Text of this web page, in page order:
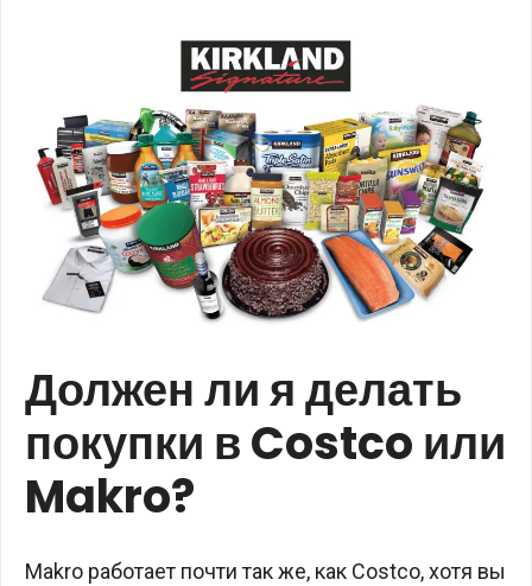
Должен ли я делать
покупки в Costco или
Makro?
Makro работает почти так же, как Costco, хотя вы